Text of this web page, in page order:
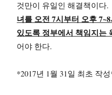
것만이 유일인 해결책이다.
녀를 오전 7시부터 오후
있도록 정부에서 책임지는
어야 한다.
*2017년 1월 31일 최초 작